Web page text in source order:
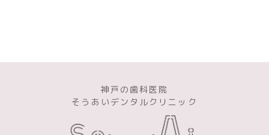
神戸の歯科医院
そうあいデンタルクリニック